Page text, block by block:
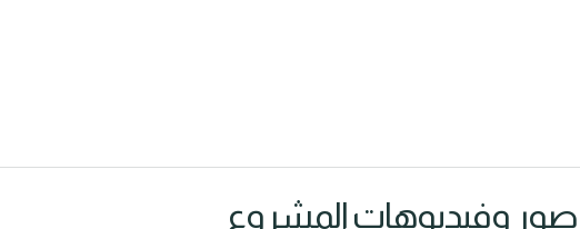
صور وفيديوهات المشروع